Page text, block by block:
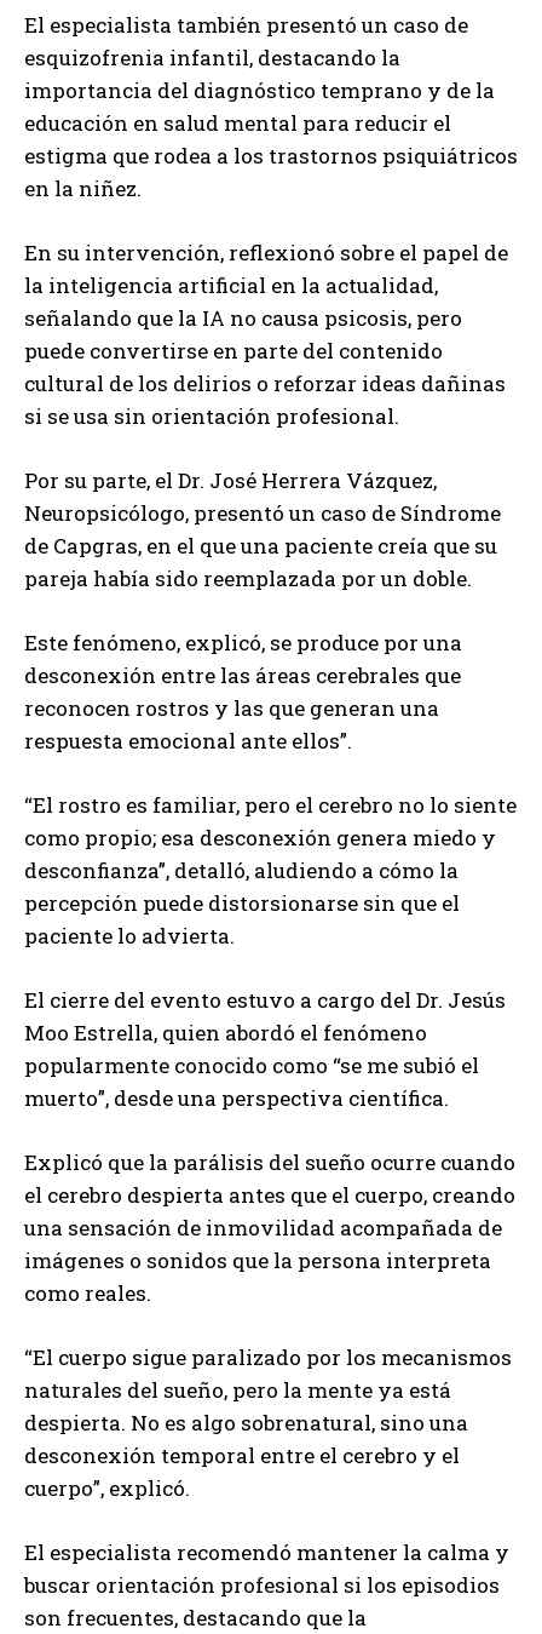
El especialista también presentó un caso de
esquizofrenia infantil, destacando la
importancia del diagnóstico temprano y de la
educación en salud mental para reducir el
estigma que rodea a los trastornos psiquiátricos
en la niñez.
En su intervención, reflexionó sobre el papel de
la inteligencia artificial en la actualidad,
señalando que la IA no causa psicosis, pero
puede convertirse en parte del contenido
cultural de los delirios o reforzar ideas dañinas
si se usa sin orientación profesional.
Por su parte, el Dr. José Herrera Vázquez,
Neuropsicólogo, presentó un caso de Síndrome
de Capgras, en el que una paciente creía que su
pareja había sido reemplazada por un doble.
Este fenómeno, explicó, se produce por una
desconexión entre las áreas cerebrales que
reconocen rostros y las que generan una
respuesta emocional ante ellos”.
“El rostro es familiar, pero el cerebro no lo siente
como propio; esa desconexión genera miedo y
desconfianza”, detalló, aludiendo a cómo la
percepción puede distorsionarse sin que el
paciente lo advierta.
El cierre del evento estuvo a cargo del Dr. Jesús
Moo Estrella, quien abordó el fenómeno
popularmente conocido como “se me subió el
muerto”, desde una perspectiva científica.
Explicó que la parálisis del sueño ocurre cuando
el cerebro despierta antes que el cuerpo, creando
una sensación de inmovilidad acompañada de
imágenes o sonidos que la persona interpreta
como reales.
“El cuerpo sigue paralizado por los mecanismos
naturales del sueño, pero la mente ya está
despierta. No es algo sobrenatural, sino una
desconexión temporal entre el cerebro y el
cuerpo”, explicó.
El especialista recomendó mantener la calma y
buscar orientación profesional si los episodios
son frecuentes, destacando que la